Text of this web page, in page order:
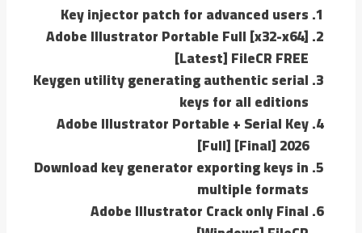
Key injector patch for advanced users
Adobe Illustrator Portable Full [x32-x64]
[Latest] FileCR FREE
Keygen utility generating authentic serial
keys for all editions
Adobe Illustrator Portable + Serial Key
[Full] [Final] 2026
Download key generator exporting keys in
multiple formats
Adobe Illustrator Crack only Final